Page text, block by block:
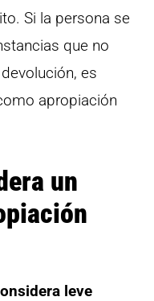
Si la persona se
que no
es
apropiación
un
leve